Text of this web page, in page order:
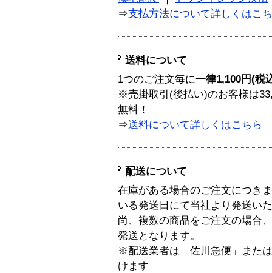
⇒支払方法について詳しくはこ
送料について
1つのご注文毎に一律1,100円(税
※売掛取引(後払い)のお客様は
無料！
⇒送料について詳しくはこちら
配送について
在庫がある場合のご注文につき
いる発送日にて当社より発送い
尚、複数の商品をご注文の場合
発送となります。
※配送業者は「佐川急便」また
けます